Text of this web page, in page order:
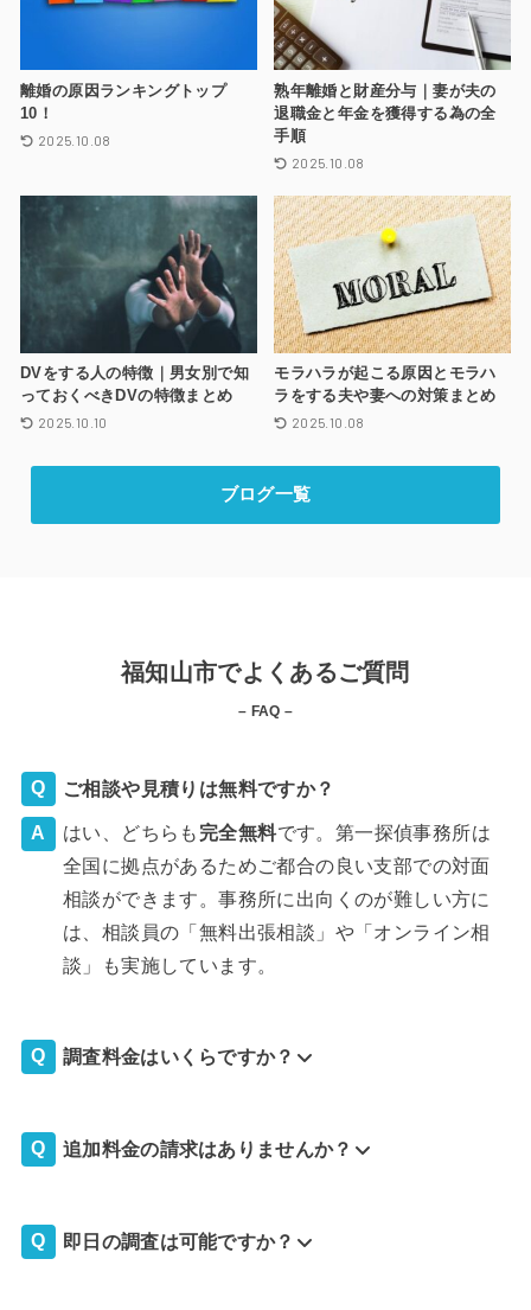
離婚の原因ランキングトップ
10！
2025.10.08
熟年離婚と財産分与｜妻が夫の
退職金と年金を獲得する為の全
手順
2025.10.08
DVをする人の特徴｜男女別で知
っておくべきDVの特徴まとめ
2025.10.10
モラハラが起こる原因とモラハ
ラをする夫や妻への対策まとめ
2025.10.08
ブログ一覧
福知山市でよくあるご質問
– FAQ –
ご相談や見積りは無料ですか？
はい、どちらも 完全無料です。第一探偵事務所は
全国に拠点があるためご都合の良い支部での対面
相談ができます。事務所に出向くのが難しい方に
は、相談員の「無料出張相談」や「オンライン相
談」も実施しています。
調査料金はいくらですか？
追加料金の請求はありませんか？
即日の調査は可能ですか？